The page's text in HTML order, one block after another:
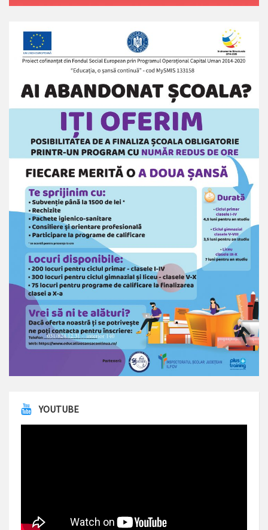
YOUTUBE